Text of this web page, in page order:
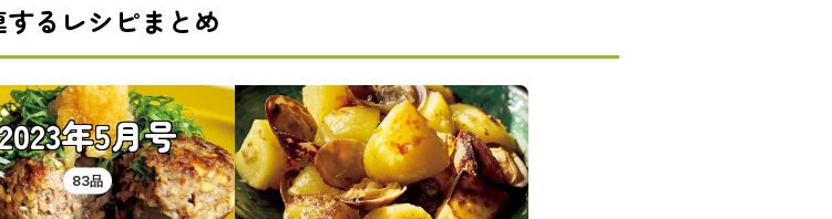
するレシピまとめ
年5月号
83品